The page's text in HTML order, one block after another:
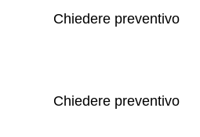
Chiedere preventivo
Chiedere preventivo